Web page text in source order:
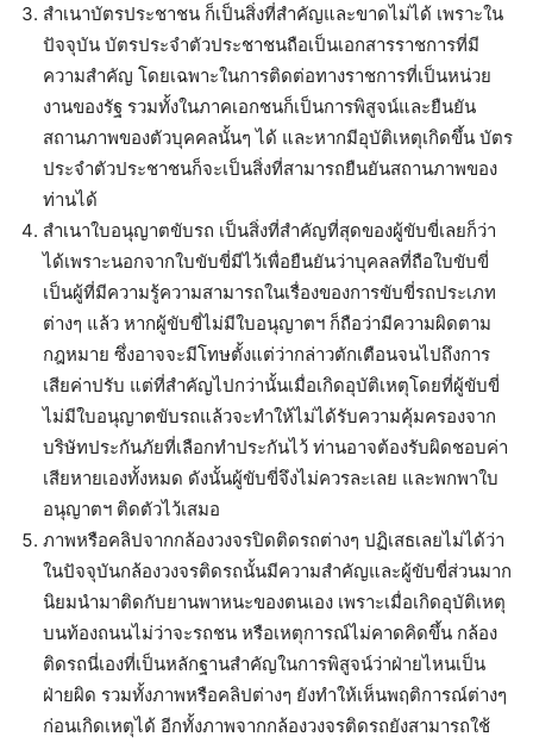
สำเนาบัตรประชาชน ก็เป็นสิ่งที่สำคัญและขาดไม่ได้ เพราะใน
ปัจจุบัน บัตรประจำตัวประชาชนถือเป็นเอกสารราชการที่มี
ความสำคัญ โดยเฉพาะในการติดต่อทางราชการที่เป็นหน่วย
งานของรัฐ รวมทั้งในภาคเอกชนก็เป็นการพิสูจน์และยืนยัน
สถานภาพของตัวบุคคลนั้นๆ ได้ และหากมีอุบัติเหตุเกิดขึ้น บัตร
ประจำตัวประชาชนก็จะเป็นสิ่งที่สามารถยืนยันสถานภาพของ
ท่านได้
สำเนาใบอนุญาตขับรถ เป็นสิ่งที่สำคัญที่สุดของผู้ขับขี่เลยก็ว่า
ได้เพราะนอกจากใบขับขี่มีไว้เพื่อยืนยันว่าบุคลลที่ถือใบขับขี่
เป็นผู้ที่มีความรู้ความสามารถในเรื่องของการขับขี่รถประเภท
ต่างๆ แล้ว หากผู้ขับขี่ไม่มีใบอนุญาตฯ ก็ถือว่ามีความผิดตาม
กฎหมาย ซึ่งอาจจะมีโทษตั้งแต่ว่ากล่าวตักเตือนจนไปถึงการ
เสียค่าปรับ แต่ที่สำคัญไปกว่านั้นเมื่อเกิดอุบัติเหตุโดยที่ผู้ขับขี่
ไม่มีใบอนุญาตขับรถแล้วจะทำให้ไม่ได้รับความคุ้มครองจาก
บริษัทประกันภัยที่เลือกทำประกันไว้ ท่านอาจต้องรับผิดชอบค่า
เสียหายเองทั้งหมด ดังนั้นผู้ขับขี่จึงไม่ควรละเลย และพกพาใบ
อนุญาตฯ ติดตัวไว้เสมอ
ภาพหรือคลิปจากกล้องวงจรปิดติดรถต่างๆ ปฏิเสธเลยไม่ได้ว่า
ในปัจจุบันกล้องวงจรติดรถนั้นมีความสำคัญและผู้ขับขี่ส่วนมาก
นิยมนำมาติดกับยานพาหนะของตนเอง เพราะเมื่อเกิดอุบัติเหตุ
บนท้องถนนไม่ว่าจะรถชน หรือเหตุการณ์ไม่คาดคิดขึ้น กล้อง
ติดรถนี่เองที่เป็นหลักฐานสำคัญในการพิสูจน์ว่าฝ่ายไหนเป็น
ฝ่ายผิด รวมทั้งภาพหรือคลิปต่างๆ ยังทำให้เห็นพฤติการณ์ต่างๆ
ก่อนเกิดเหตุได้ อีกทั้งภาพจากกล้องวงจรติดรถยังสามารถใช้